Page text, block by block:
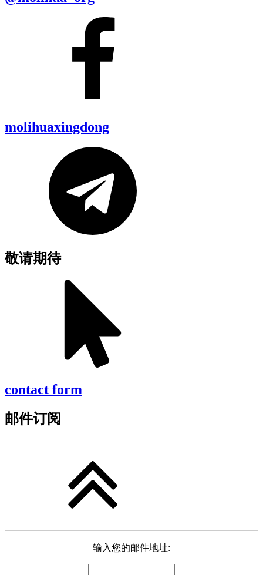
molihuaxingdong
敬请期待
contact form
邮件订阅
输入您的邮件地址: